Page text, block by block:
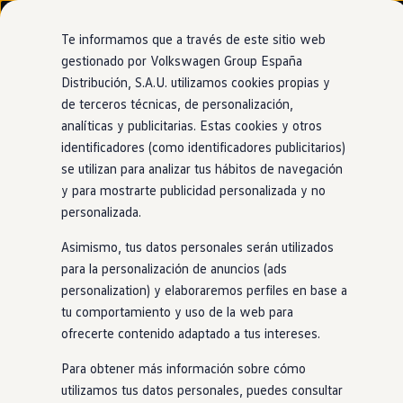
Ir
directamente
al contenido
Ir
directamente
al pie de
página
Nuevo ID. Cross
Vehículos Comerciales
Compra y ofertas
Volkswagen nuevo en stock
Volkswagen de ocasión
Financiación
My Renting
My Way
Seguros
Empresas
Autoescuelas
Eléctricos e híbridos
Más sobre híbridos
Plan Auto +
Etiquetas DGT
Simulador de autonomía, carga y ahorro
Carga y autonomía
Soluciones de carga
Tarifas de carga
Carga en casa
Modos de carga
Information
En la carreteracon
niños
Descubre la gama de asientos infantiles diseñados para
garantizar la seguridad y comodidad de los pequeños de la
casa. Estos asientos cumplen la norma UN-R129.
Te informamos que a través de este sitio web
gestionado por Volkswagen Group España
Distribución, S.A.U. utilizamos cookies propias y
de terceros técnicas, de personalización,
analíticas y publicitarias. Estas cookies y otros
identificadores (como identificadores publicitarios)
se utilizan para analizar tus hábitos de navegación
y para mostrarte publicidad personalizada y no
personalizada.
Asimismo, tus datos personales serán utilizados
para la personalización de anuncios (ads
personalization) y elaboraremos perfiles en base a
tu comportamiento y uso de la web para
ofrecerte contenido adaptado a tus intereses.
Para obtener más información sobre cómo
utilizamos tus datos personales, puedes consultar